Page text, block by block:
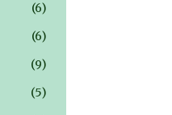
6
6
9
5